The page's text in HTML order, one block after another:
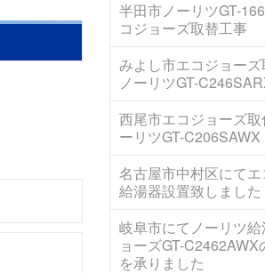
半田市ノーリツGT-
コジョーズ取替工事
みよし市エコジョー
ノーリツGT-
西尾市エコジョーズ取
ーリツGT-C206SAWX
名古屋市中村区にて
給湯器設置致しました
岐阜市にてノーリツ
ョーズGT-
を承りました